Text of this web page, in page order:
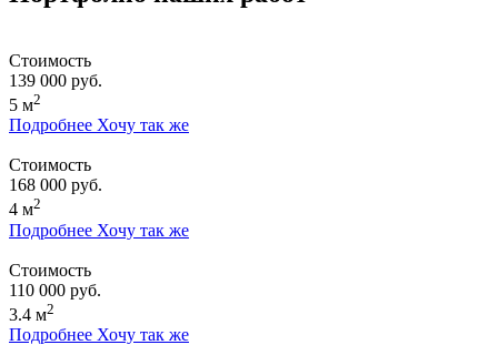
Стоимость
139 000 руб.
5 м2
Подробнее Хочу так же
Стоимость
168 000 руб.
4 м2
Подробнее Хочу так же
Стоимость
110 000 руб.
3.4 м2
Подробнее Хочу так же